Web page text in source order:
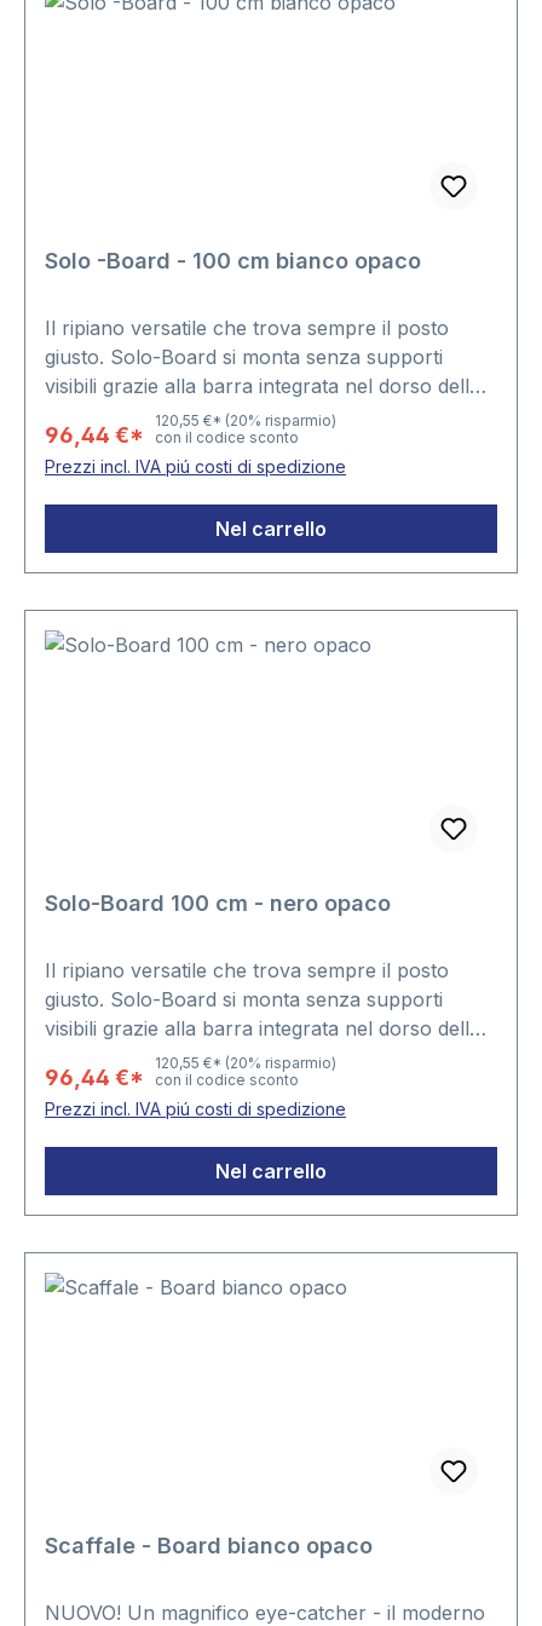
Solo -Board - 100 cm bianco opaco
Il ripiano versatile che trova sempre il posto
giusto. Solo-Board si monta senza supporti
visibili grazie alla barra integrata nel dorso dello
spessore di 4 cm, che assicura un fissaggio
semplice e di sicuro effetto estetico.Articolo
disponibile solo in coppia.Colore bianco
opacoLunghezza 100 cmProfondità: 23 cm
96,44 €*
120,55 €* (20% risparmio)
con il codice sconto
Prezzi incl. IVA piú costi di spedizione
Nel carrello
Solo-Board 100 cm - nero opaco
Il ripiano versatile che trova sempre il posto
giusto. Solo-Board si monta senza supporti
visibili grazie alla barra integrata nel dorso dello
spessore di 4 cm, che assicura un fissaggio
semplice e di sicuro effetto estetico.Articolo
disponibile solo in coppia.Colore nero
opacoLunghezza 100 cmProfondità: 23 cm
96,44 €*
120,55 €* (20% risparmio)
con il codice sconto
Prezzi incl. IVA piú costi di spedizione
Nel carrello
Scaffale - Board bianco opaco
NUOVO! Un magnifico eye-catcher - il moderno